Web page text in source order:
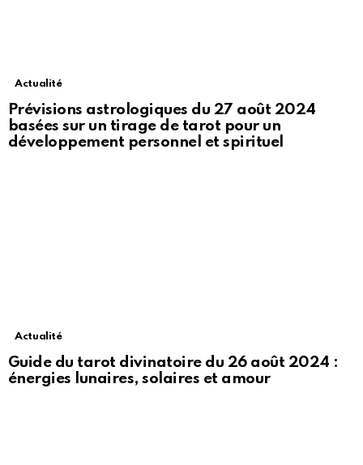
Actualité
Prévisions astrologiques du 27 août 2024
basées sur un tirage de tarot pour un
développement personnel et spirituel
Actualité
Guide du tarot divinatoire du 26 août 2024 :
énergies lunaires, solaires et amour